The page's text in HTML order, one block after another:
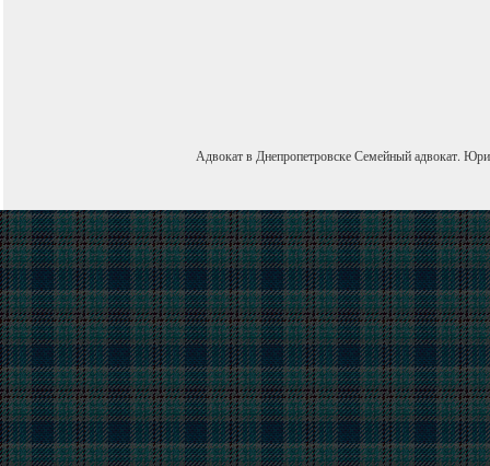
Адвокат в ДнепропетровскеСемейный адвокат.